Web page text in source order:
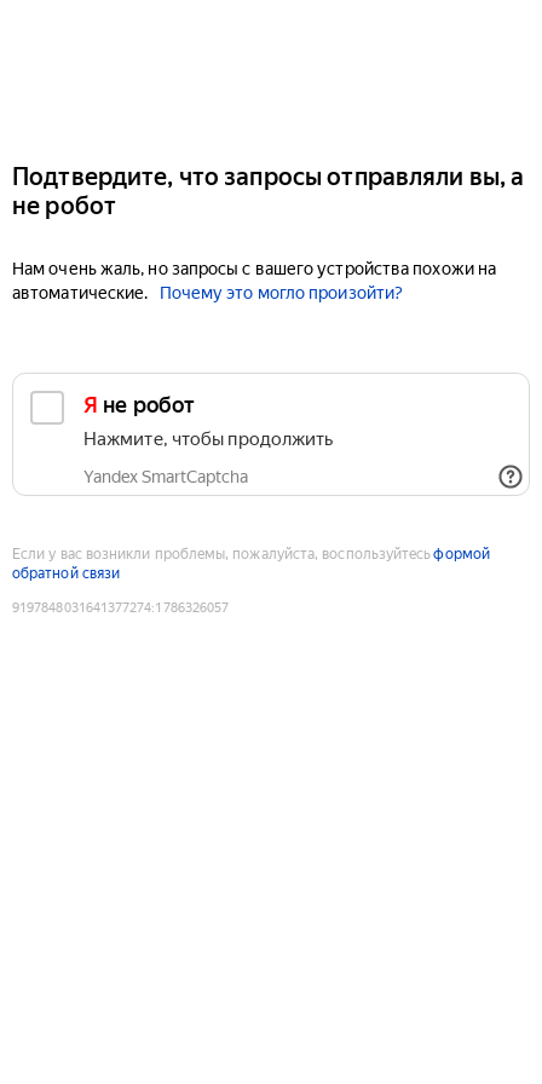
Подтвердите, что запросы отправляли вы, а
не робот
Нам очень жаль, но запросы с вашего устройства похожи на
автоматические.
Почему это могло произойти?
Я не робот
Нажмите, чтобы продолжить
Yandex SmartCaptcha
Если у вас возникли проблемы, пожалуйста, воспользуйтесьформой
обратной связи
9197848031641377274:1786326057